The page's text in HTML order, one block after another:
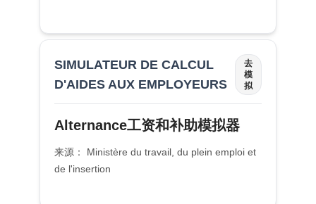
SIMULATEUR DE CALCUL
D'AIDES AUX EMPLOYEURS
去
模
拟
Alternance工资和补助模拟器
来源： Ministère du travail, du plein emploi et
de l'insertion